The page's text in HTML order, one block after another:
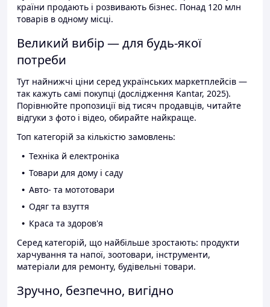
країни продають і розвивають бізнес. Понад 120 млн
товарів в одному місці.
Великий вибір — для будь-якої
потреби
Тут найнижчі ціни серед українських маркетплейсів —
так кажуть самі покупці (дослідження Kantar, 2025).
Порівнюйте пропозиції від тисяч продавців, читайте
відгуки з фото і відео, обирайте найкраще.
Топ категорій за кількістю замовлень:
Техніка й електроніка
Товари для дому і саду
Авто- та мототовари
Одяг та взуття
Краса та здоров'я
Серед категорій, що найбільше зростають: продукти
харчування та напої, зоотовари, інструменти,
матеріали для ремонту, будівельні товари.
Зручно, безпечно, вигідно